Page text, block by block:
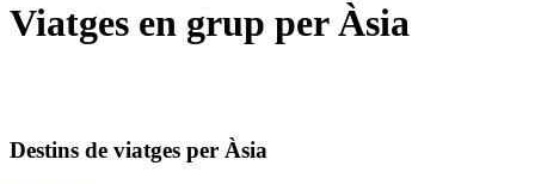
Viatges en grup per Àsia
Destins de viatges per Àsia